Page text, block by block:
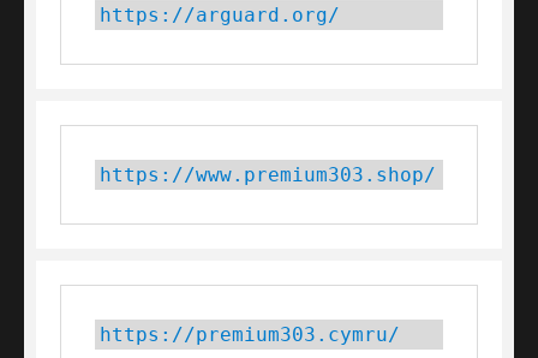
https://arguard.org/
https://www.premium303.shop/
https://premium303.cymru/